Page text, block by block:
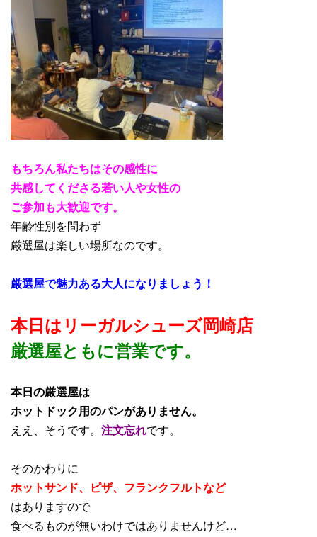
もちろん私たちはその感性に
共感してくださる若い人や女性の
ご参加も大歓迎です。
年齢性別を問わず
厳選屋は楽しい場所なのです。
厳選屋で魅力ある大人になりましょう！
本日はリーガルシューズ岡崎店
厳選屋ともに営業です。
本日の厳選屋は
ホットドック用のパンがありません。
ええ、そうです。 注文忘れです。
そのかわりに
ホットサンド、ピザ、フランクフルトなど
はありますので
食べるものが無いわけではありませんけど…